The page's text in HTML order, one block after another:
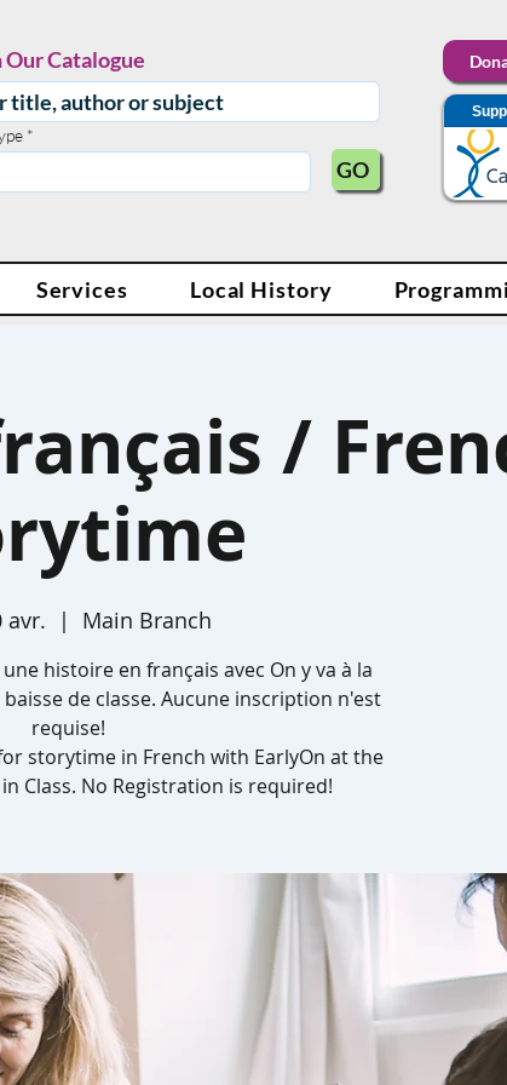
Our Catalogue
GO
Services Local History
/
avr.
  |
Main Branch
histoire en français avec On y va à la
de classe. Aucune inscription n'est
requise!
storytime in French with EarlyOn at the
Class. No Registration is required!